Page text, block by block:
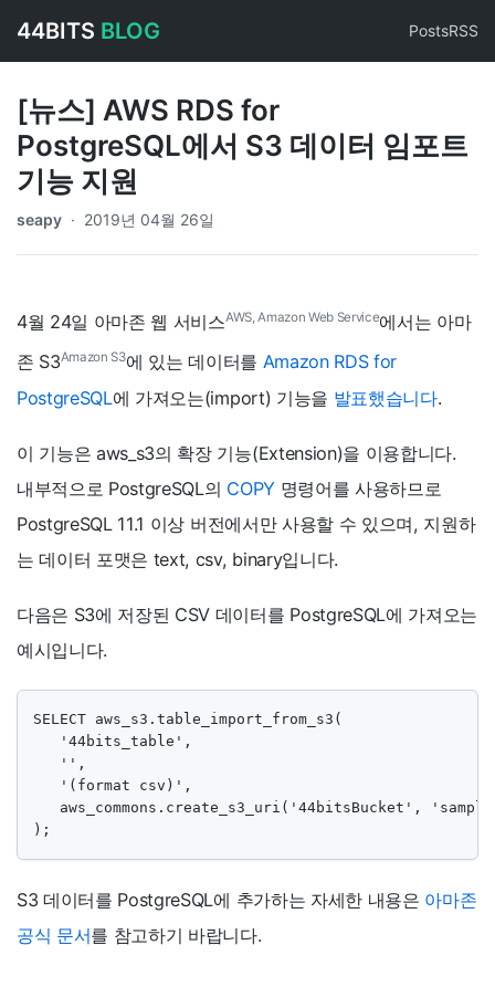
44BITS BLOG PostsRSS
[뉴스] AWS RDS for
PostgreSQL에서 S3 데이터 임포트
기능 지원
seapy · 2019년 04월 26일
4월 24일 아마존 웹 서비스AWS, Amazon Web Service에서는 아마
존 S3Amazon S3에 있는 데이터를 Amazon RDS for
PostgreSQL에 가져오는(import) 기능을 발표했습니다.
이 기능은 aws_s3의 확장 기능(Extension)을 이용합니다.
내부적으로 PostgreSQL의 COPY명령어를 사용하므로
PostgreSQL 11.1 이상 버전에서만 사용할 수 있으며, 지원하
는 데이터 포맷은 text, csv, binary입니다.
다음은 S3에 저장된 CSV 데이터를 PostgreSQL에 가져오는
예시입니다.
SELECT aws_s3.table_import_from_s3(
   '44bits_table',
   '',
   '(format csv)',
aws_commons.create_s3_uri('44bitsBucket',
);
S3 데이터를 PostgreSQL에 추가하는 자세한 내용은 아마존
공식 문서를 참고하기 바랍니다.